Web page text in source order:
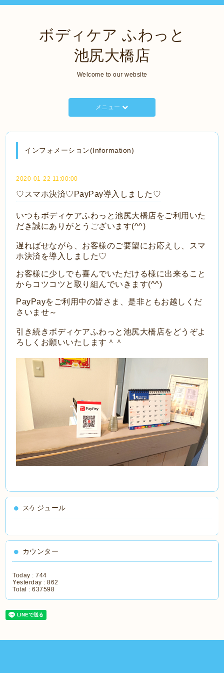
ボディケア ふわっと
池尻大橋店
Welcome to our website
メニュー
インフォメーション(Information)
2020-01-22 11:00:00
♡スマホ決済♡PayPay導入しました♡
いつもボディケアふわっと池尻大橋店をご利用いた
だき誠にありがとうございます(^^)
遅ればせながら、お客様のご要望にお応えし、スマ
ホ決済を導入しました♡
お客様に少しでも喜んでいただける様に出来ること
からコツコツと取り組んでいきます(^^)
PayPayをご利用中の皆さま、是非ともお越しくだ
さいませ～
引き続きボディケアふわっと池尻大橋店をどうぞよ
ろしくお願いいたします＾＾
スケジュール
カウンター
Today :744
Yesterday :862
Total :637598